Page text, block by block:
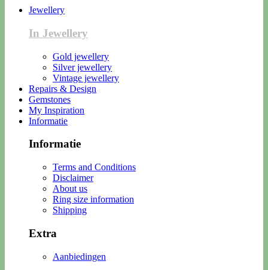
Jewellery
In Jewellery
Gold jewellery
Silver jewellery
Vintage jewellery
Repairs & Design
Gemstones
My Inspiration
Informatie
Informatie
Terms and Conditions
Disclaimer
About us
Ring size information
Shipping
Extra
Aanbiedingen